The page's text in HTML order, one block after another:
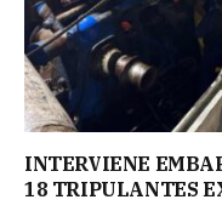
INTERVIENE
18 TRIPULANTES